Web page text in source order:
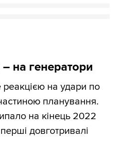
– на генератори
реакцією на удари по
планування.
на кінець 2022
довготривалі